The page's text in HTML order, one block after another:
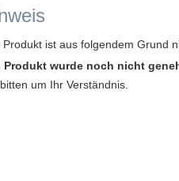
Produkt ist aus folgendem Grund
Produkt wurde noch nicht
um Ihr Verständnis.